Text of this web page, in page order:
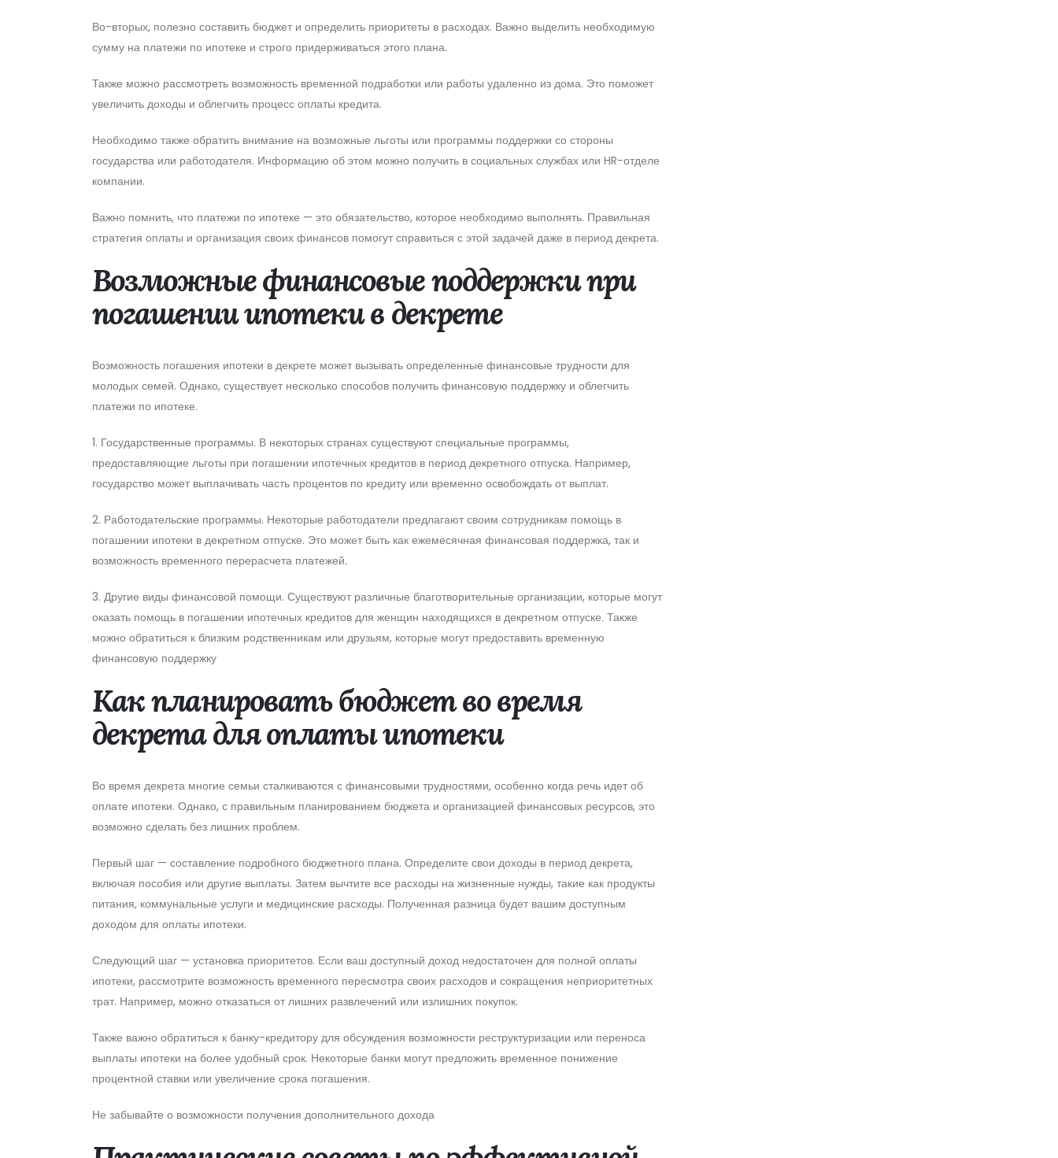
Во-вторых, полезно составить бюджет и определить приоритеты в расходах. Важно выделить необходимую
сумму на платежи по ипотеке и строго придерживаться этого плана.
Также можно рассмотреть возможность временной подработки или работы удаленно из дома. Это поможет
увеличить доходы и облегчить процесс оплаты кредита.
Необходимо также обратить внимание на возможные льготы или программы поддержки со стороны
государства или работодателя. Информацию об этом можно получить в социальных службах или HR-отделе
компании.
Важно помнить, что платежи по ипотеке — это обязательство, которое необходимо выполнять. Правильная
стратегия оплаты и организация своих финансов помогут справиться с этой задачей даже в период декрета.
Возможные финансовые поддержки при
погашении ипотеки в декрете
Возможность погашения ипотеки в декрете может вызывать определенные финансовые трудности для
молодых семей. Однако, существует несколько способов получить финансовую поддержку и облегчить
платежи по ипотеке.
1. Государственные программы. В некоторых странах существуют специальные программы,
предоставляющие льготы при погашении ипотечных кредитов в период декретного отпуска. Например,
государство может выплачивать часть процентов по кредиту или временно освобождать от выплат.
2. Работодательские программы. Некоторые работодатели предлагают своим сотрудникам помощь в
погашении ипотеки в декретном отпуске. Это может быть как ежемесячная финансовая поддержка, так и
возможность временного перерасчета платежей.
3. Другие виды финансовой помощи. Существуют различные благотворительные организации, которые могут
оказать помощь в погашении ипотечных кредитов для женщин находящихся в декретном отпуске. Также
можно обратиться к близким родственникам или друзьям, которые могут предоставить временную
финансовую поддержку
Как планировать бюджет во время
декрета для оплаты ипотеки
Во время декрета многие семьи сталкиваются с финансовыми трудностями, особенно когда речь идет об
оплате ипотеки. Однако, с правильным планированием бюджета и организацией финансовых ресурсов, это
возможно сделать без лишних проблем.
Первый шаг — составление подробного бюджетного плана. Определите свои доходы в период декрета,
включая пособия или другие выплаты. Затем вычтите все расходы на жизненные нужды, такие как продукты
питания, коммунальные услуги и медицинские расходы. Полученная разница будет вашим доступным
доходом для оплаты ипотеки.
Следующий шаг — установка приоритетов. Если ваш доступный доход недостаточен для полной оплаты
ипотеки, рассмотрите возможность временного пересмотра своих расходов и сокращения неприоритетных
трат. Например, можно отказаться от лишних развлечений или излишних покупок.
Также важно обратиться к банку-кредитору для обсуждения возможности реструктуризации или переноса
выплаты ипотеки на более удобный срок. Некоторые банки могут предложить временное понижение
процентной ставки или увеличение срока погашения.
Не забывайте о возможности получения дополнительного дохода